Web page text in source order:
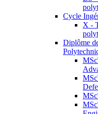
Cycle
X -
Diplôme